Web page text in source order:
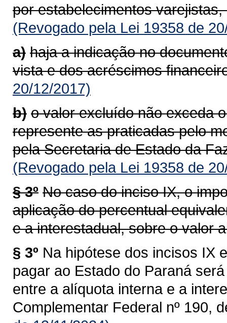
por estabelecimentos
(Revogado pela Lei 19358 de
a) haja a indicação no
vista e dos acréscimos
20/12/2017)
b) o valor excluído não exceda
represente as praticadas pelo
pela Secretaria de Estado da
(Revogado pela Lei 19358 de
§ 3º No caso do inciso IX, o
aplicação do percentual
e a interestadual, sobre o valor
§ 3º Na hipótese dos incisos IX
pagar ao Estado do Paraná
entre a alíquota interna e a
Complementar Federal nº 190,